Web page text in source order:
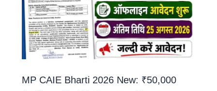
MP CAIE Bharti 2026 New: ₹50,000